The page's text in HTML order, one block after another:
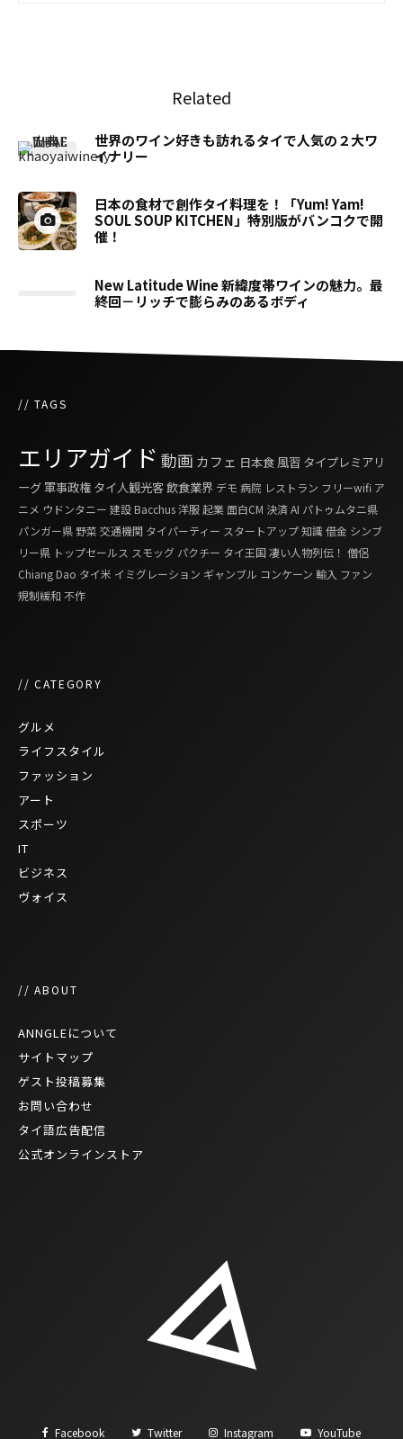
Related
世界のワイン好きも訪れるタイで人気の２大ワ
イナリー
日本の食材で創作タイ料理を！「Yum! Yam!
SOUL SOUP KITCHEN」特別版がバンコクで開
催！
New Latitude Wine 新緯度帯ワインの魅力。最
終回－リッチで膨らみのあるボディ
// TAGS
エリアガイド 動画 カフェ 日本食 風習 タイプレミアリ
ーグ軍事政権 タイ人観光客飲食業界 デモ 病院 レストラン フリーwifi ア
ニメ ウドンタニー 建設 Bacchus洋服起業 面白CM 決済AI パトゥムタニ県
パンガー県 野菜 交通機関 タイパーティー スタートアップ知識 借金 シンブ
リー県 トップセールス スモッグ パクチー タイ王国 凄い人物列伝！ 僧侶
Chiang Dao タイ米 イミグレーション ギャンブル コンケーン 輸入 ファン
規制緩和 不作
// CATEGORY
グルメ
ライフスタイル
ファッション
アート
スポーツ
IT
ビジネス
ヴォイス
// ABOUT
ANNGLEについて
サイトマップ
ゲスト投稿募集
お問い合わせ
タイ語広告配信
公式オンラインストア
Facebook Twitter Instagram YouTube